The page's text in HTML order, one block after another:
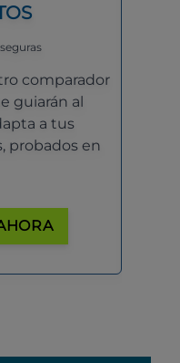
comparador
guiarán al
a tus
probados en